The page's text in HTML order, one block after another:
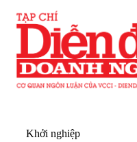
Khởi nghiệp